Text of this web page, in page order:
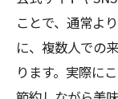
ことで、通常よ
に、複数人での
ります。実際に